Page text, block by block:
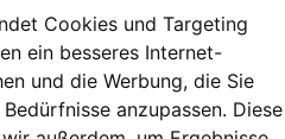
Cookies und Targeting
ein besseres Internet-
und die Werbung, die Sie
anzupassen. Diese